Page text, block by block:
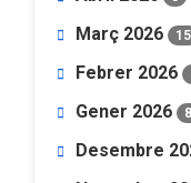
Març 2026 15
Febrer 2026
Gener 2026 8
Desembre